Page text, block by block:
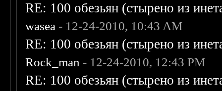
RE: 100 обезьян (стырено из
wasea - 12-24-2010, 10:43 AM
RE: 100 обезьян (стырено из
Rock_man - 12-24-2010, 12:43 PM
RE: 100 обезьян (стырено из